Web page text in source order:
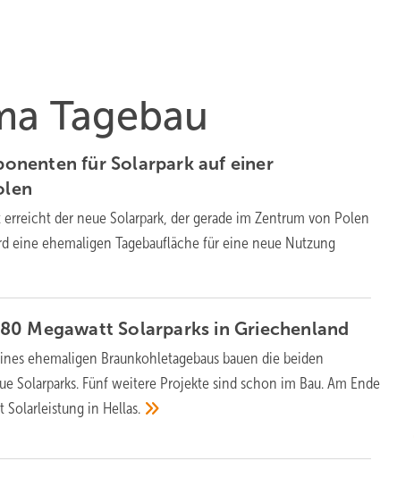
Tagebau
für Solarpark auf einer
der neue Solarpark, der gerade im Zentrum von Polen
eine ehemaligen Tagebaufläche für eine neue Nutzung
Megawatt Solarparks inGriechenland
ehemaligen Braunkohletagebaus bauen die beiden
Solarparks. Fünf weitere Projekte sind schon im Bau. Am Ende
Solarleistung in Hellas.